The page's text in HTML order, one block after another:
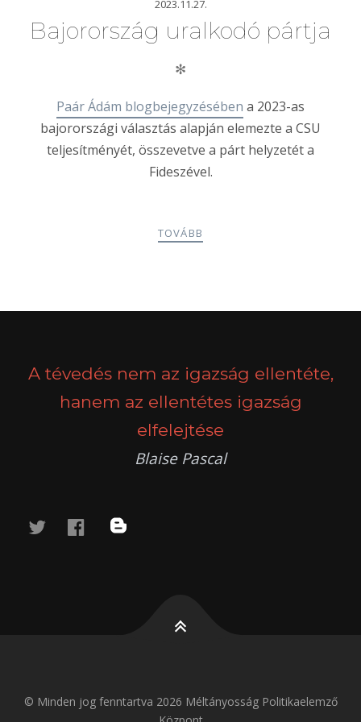
2023.11.27.
Bajorország uralkodó pártja
✻
Paár Ádám blogbejegyzésében a 2023-as
bajorországi választás alapján elemezte a CSU
teljesítményét, összevetve a párt helyzetét a
Fideszével.
TOVÁBB
A tévedés nem az igazság ellentéte,
hanem az ellentétes igazság
elfelejtése
Blaise Pascal
twitterfacebook
blog
© Minden jog fenntartva 2026 Méltányosság Politikaelemző